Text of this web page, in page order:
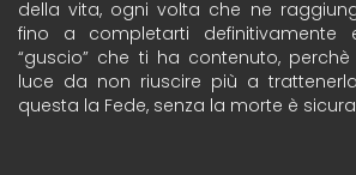
della vita, ogni volta che ne
fino a completarti definitivamente
“guscio” che ti ha contenuto,
luce da non riuscire più a
questa la Fede, senza la morte è